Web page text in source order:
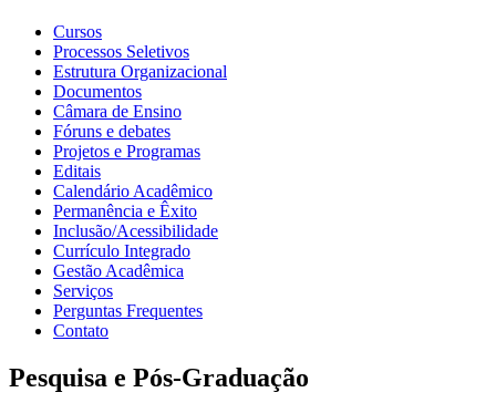
Cursos
Processos Seletivos
Estrutura Organizacional
Documentos
Câmara de Ensino
Fóruns e debates
Projetos e Programas
Editais
Calendário Acadêmico
Permanência e Êxito
Inclusão/Acessibilidade
Currículo Integrado
Gestão Acadêmica
Serviços
Perguntas Frequentes
Contato
Pesquisa e Pós-Graduação